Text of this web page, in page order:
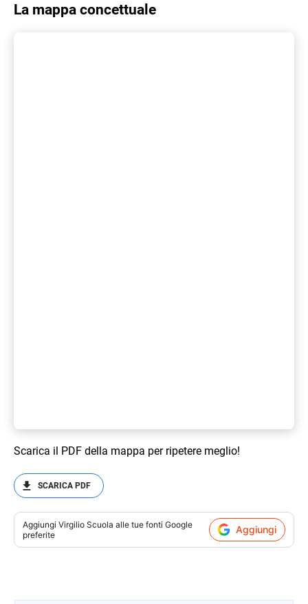
La mappa concettuale
Scarica il PDF della mappa per ripetere meglio!
SCARICA PDF
Aggiungi Virgilio Scuola alle tue fonti Google
preferite
Aggiungi